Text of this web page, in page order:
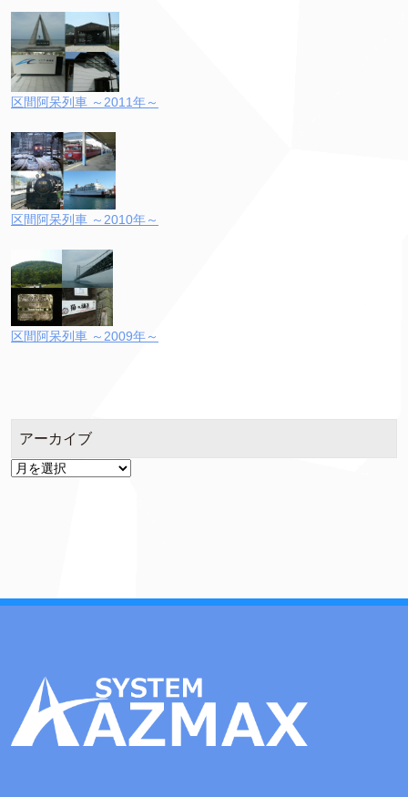
区間阿呆列車 ～2011年～
区間阿呆列車 ～2010年～
区間阿呆列車 ～2009年～
アーカイブ
ア